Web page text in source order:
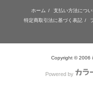
ホーム / 支払い方法につい
特定商取引法に基づく表記 /
Copyright © 2006
Powered by